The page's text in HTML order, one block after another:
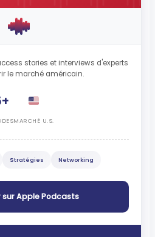
stories et interviews d'experts
le marché américain.
MARCHÉ U.S.
Stratégies Networking
sur Apple Podcasts